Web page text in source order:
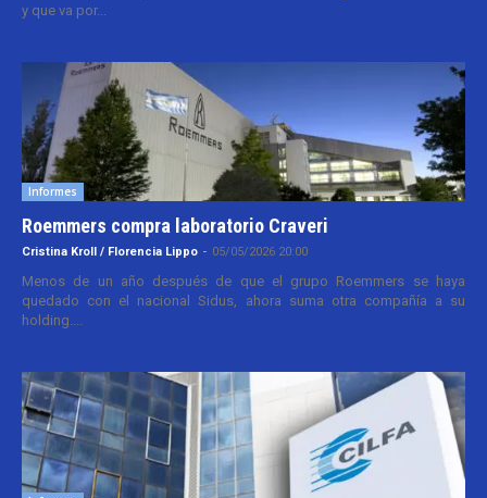
y que va por...
Informes
Roemmers compra laboratorio Craveri
Cristina Kroll / Florencia Lippo - 05/05/2026 20:00
Menos de un año después de que el grupo Roemmers se haya
quedado con el nacional Sidus, ahora suma otra compañía a su
holding....